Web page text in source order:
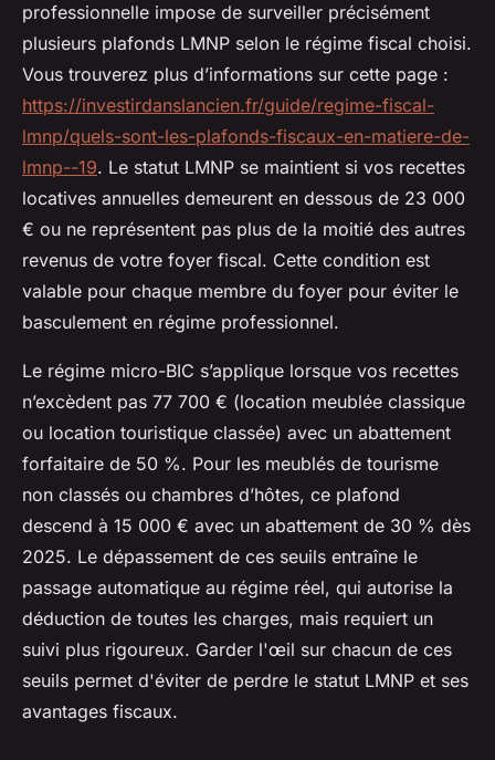
professionnelle impose de surveiller précisément
plusieurs plafonds LMNP selon le régime fiscal choisi.
Vous trouverez plus d’informations sur cette page :
https://investirdanslancien.fr/guide/regime-fiscal-
lmnp/quels-sont-les-plafonds-fiscaux-en-matiere-de-
lmnp--19. Le statut LMNP se maintient si vos recettes
locatives annuelles demeurent en dessous de 23 000
€ ou ne représentent pas plus de la moitié des autres
revenus de votre foyer fiscal. Cette condition est
valable pour chaque membre du foyer pour éviter le
basculement en régime professionnel.
Le régime micro-BIC s’applique lorsque vos recettes
n’excèdent pas 77 700 € (location meublée classique
ou location touristique classée) avec un abattement
forfaitaire de 50 %. Pour les meublés de tourisme
non classés ou chambres d’hôtes, ce plafond
descend à 15 000 € avec un abattement de 30 % dès
2025. Le dépassement de ces seuils entraîne le
passage automatique au régime réel, qui autorise la
déduction de toutes les charges, mais requiert un
suivi plus rigoureux. Garder l'œil sur chacun de ces
seuils permet d'éviter de perdre le statut LMNP et ses
avantages fiscaux.